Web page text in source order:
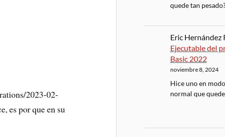
2023-02-
es por que en su
quede tan
Eric Hernández
Ejecutable del
Basic 2022
noviembre 8, 2024
Hice uno en
normal que